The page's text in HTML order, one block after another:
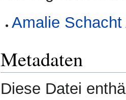
Amalie Schacht
Metadaten
Diese Datei